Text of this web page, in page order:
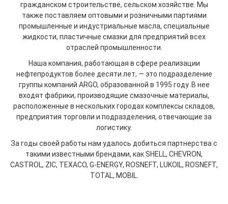
гражданском строительстве, сельском хозяйстве. Мы
также поставляем оптовыми и розничными партиями
промышленные и индустриальные масла, специальные
жидкости, пластичные смазки для предприятий всех
отраслей промышленности.
Наша компания, работающая в сфере реализации
нефтепродуктов более десяти лет, — это подразделение
группы компаний ARGO, образованной в 1995 году. В нее
входят фабрики, производящие смазочные материалы,
расположенные в нескольких городах комплексы складов,
предприятия торговли и подразделения, отвечающие за
логистику.
За годы своей работы нам удалось добиться партнерства с
такими известными брендами, как SHELL, CHEVRON,
CASTROL, ZIC, TEXACO, G-ENERGY, ROSNEFT, LUKOIL, ROSNEFT,
TOTAL, MOBIL.